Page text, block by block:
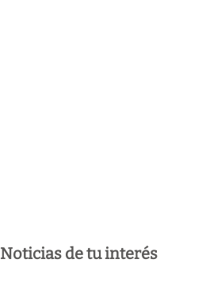
Noticias de tu interés